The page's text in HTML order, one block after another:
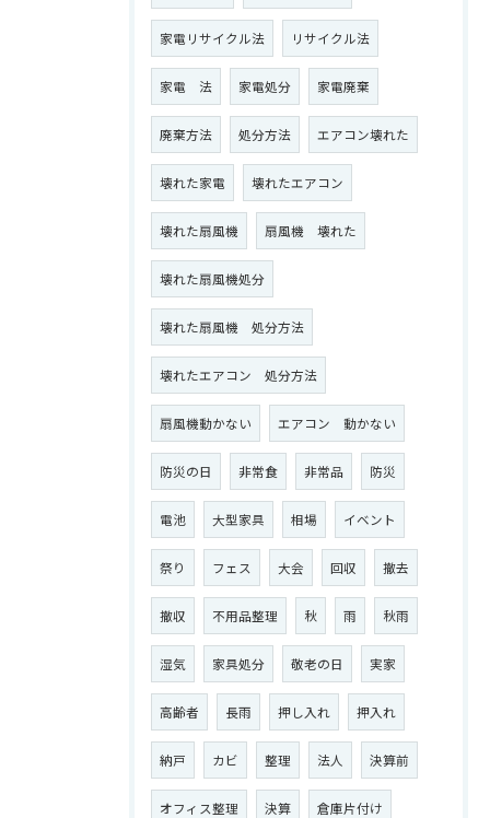
家電リサイクル法 リサイクル法
家電 法 家電処分 家電廃棄
廃棄方法 処分方法 エアコン壊れた
壊れた家電 壊れたエアコン
壊れた扇風機 扇風機 壊れた
壊れた扇風機処分
壊れた扇風機 処分方法
壊れたエアコン 処分方法
扇風機動かない エアコン 動かない
防災の日 非常食 非常品 防災
電池 大型家具 相場 イベント
祭り フェス 大会 回収 撤去
撤収 不用品整理 秋 雨 秋雨
湿気 家具処分 敬老の日 実家
高齢者 長雨 押し入れ 押入れ
納戸 カビ 整理 法人 決算前
オフィス整理 決算 倉庫片付け